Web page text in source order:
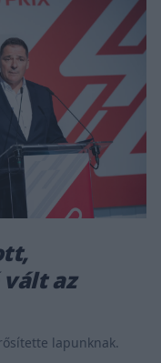
az
lapunknak.